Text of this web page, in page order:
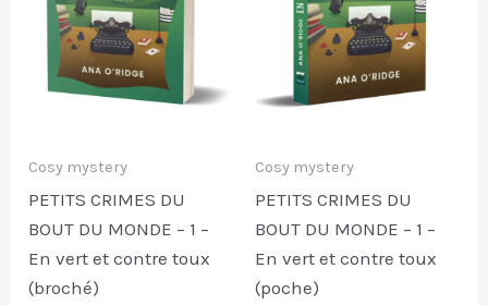
Cosy mystery
PETITS CRIMES DU
BOUT DU MONDE – 1 –
En vert et contre toux
(broché)
Cosy mystery
PETITS CRIMES DU
BOUT DU MONDE – 1 –
En vert et contre toux
(poche)